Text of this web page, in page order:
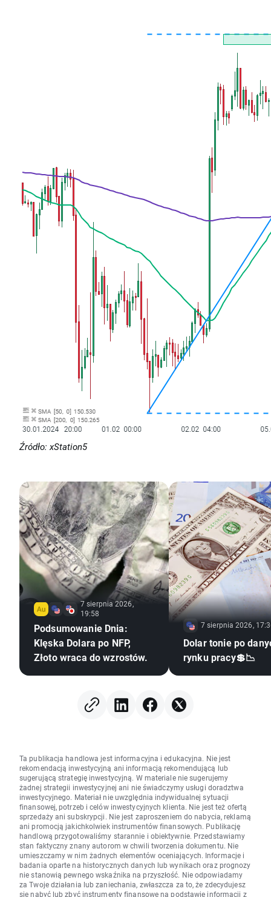
Źródło: xStation5
7 sierpnia 2026,
19:58
Podsumowanie Dnia:
Klęska Dolara po NFP,
Złoto wraca do wzrostów.
7 sierpnia 2026,
Dolar tonie po
rynku pracy💲📉
Ta publikacja handlowa jest informacyjna i edukacyjna. Nie jest
rekomendacją inwestycyjną ani informacją rekomendującą lub
sugerującą strategię inwestycyjną. W materiale nie sugerujemy
żadnej strategii inwestycyjnej ani nie świadczymy usługi doradztwa
inwestycyjnego. Materiał nie uwzględnia indywidualnej sytuacji
finansowej, potrzeb i celów inwestycyjnych klienta. Nie jest też ofertą
sprzedaży ani subskrypcji. Nie jest zaproszeniem do nabycia, reklamą
ani promocją jakichkolwiek instrumentów finansowych. Publikację
handlową przygotowaliśmy starannie i obiektywnie. Przedstawiamy
stan faktyczny znany autorom w chwili tworzenia dokumentu. Nie
umieszczamy w nim żadnych elementów oceniających. Informacje i
badania oparte na historycznych danych lub wynikach oraz prognozy
nie stanowią pewnego wskaźnika na przyszłość. Nie odpowiadamy
za Twoje działania lub zaniechania, zwłaszcza za to, że zdecydujesz
się nabyć lub zbyć instrumenty finansowe na podstawie informacji z